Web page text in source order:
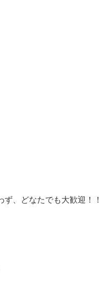
、どなたでも大歓迎！！